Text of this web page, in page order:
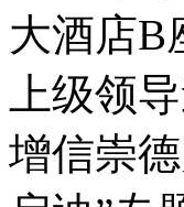
大酒店B
上级领
增信崇